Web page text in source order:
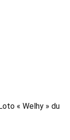
« Welhy » du